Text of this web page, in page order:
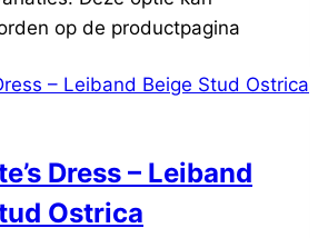
op de productpagina
Dress – Leiband
Ostrica